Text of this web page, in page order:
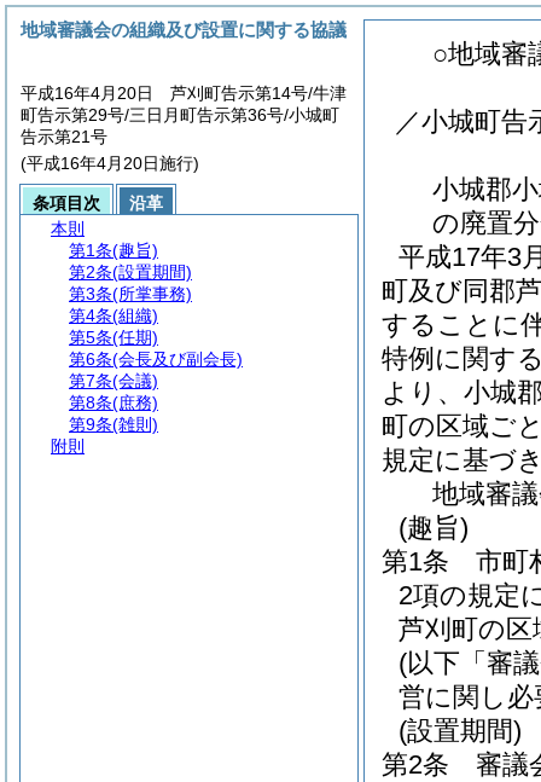
○地域審
／小城町告
小城郡
の廃置
平成17年3
町及び同郡
することに
特例に関す
より、小城
町の区域ご
規定に基づ
地域審
(趣旨)
第1条
市町
2項の規定
芦刈町の区
(以下「審
営に関し
(設置期間)
第2条
審議
地域審議会の組織及び設置に関する協議
平成16年4月20日 芦刈町告示第14号/牛津
町告示第29号/三日月町告示第36号/小城町
告示第21号
(平成16年4月20日施行)
条項目次
沿革
本則
第1条(趣旨)
第2条(設置期間)
第3条(所掌事務)
第4条(組織)
第5条(任期)
第6条(会長及び副会長)
第7条(会議)
第8条(庶務)
第9条(雑則)
附則